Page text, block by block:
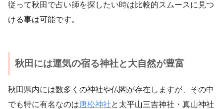
従って秋田で占い師を探したい時は比較的スムースに見つ
ける事は可能です。
秋田には運気の宿る神社と大自然が豊富
秋田県内には数多くの神社や仏閣が存在しますが、その中
でも特に有名なのは唐松神社と太平山三吉神社・真山神社